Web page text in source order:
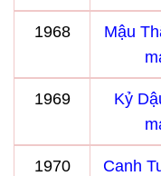
1968
Mậu
1969
Kỷ
1970
Canh